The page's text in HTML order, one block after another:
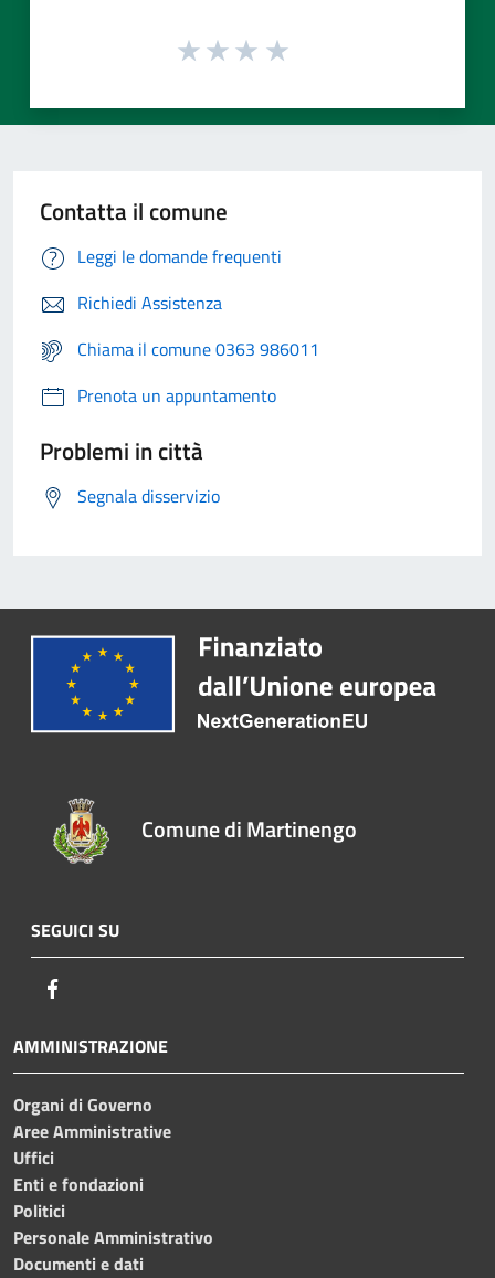
Contatta il comune
Leggi le domande frequenti
Richiedi Assistenza
Chiama il comune 0363 986011
Prenota un appuntamento
Problemi in città
Segnala disservizio
Comune di Martinengo
SEGUICI SU
AMMINISTRAZIONE
Organi di Governo
Aree Amministrative
Uffici
Enti e fondazioni
Politici
Personale Amministrativo
Documenti e dati